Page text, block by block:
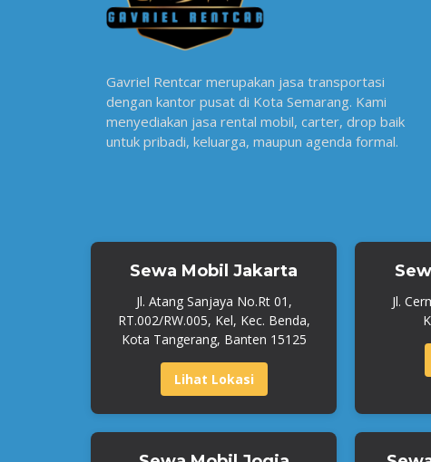
Gavriel Rentcar merupakan jasa transportasi
dengan kantor pusat di Kota Semarang. Kami
menyediakan jasa rental mobil, carter, drop baik
untuk pribadi, keluarga, maupun agenda formal.
Sewa Mobil Jakarta
Jl. Atang Sanjaya No.Rt 01,
RT.002/RW.005, Kel, Kec. Benda,
Kota Tangerang, Banten 15125
Lihat Lokasi
Jl.